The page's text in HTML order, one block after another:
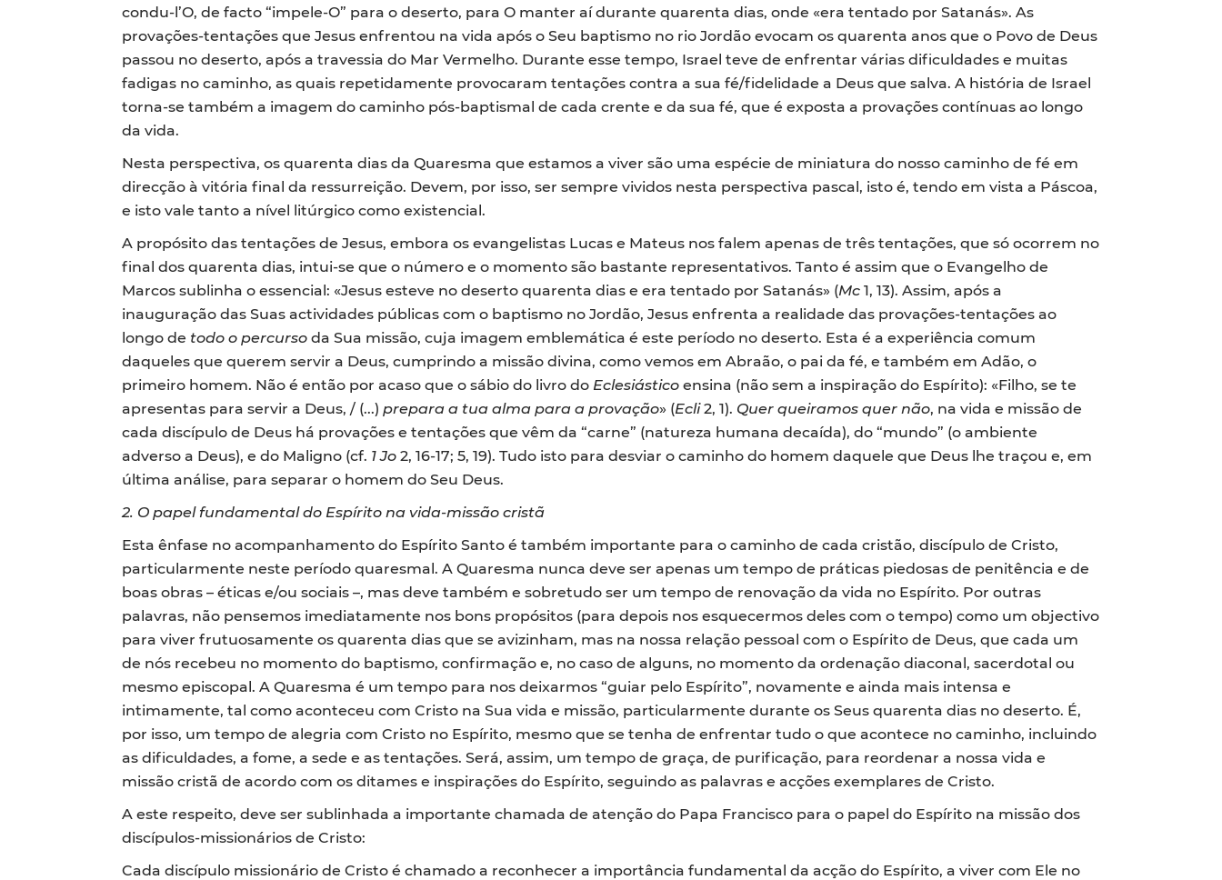
condu-l’O, de facto “impele-O” para o deserto, para O manter aí durante quarenta dias, onde «era tentado por Satanás». As
provações-tentações que Jesus enfrentou na vida após o Seu baptismo no rio Jordão evocam os quarenta anos que o Povo de Deus
passou no deserto, após a travessia do Mar Vermelho. Durante esse tempo, Israel teve de enfrentar várias dificuldades e muitas
fadigas no caminho, as quais repetidamente provocaram tentações contra a sua fé/fidelidade a Deus que salva. A história de Israel
torna-se também a imagem do caminho pós-baptismal de cada crente e da sua fé, que é exposta a provações contínuas ao longo
da vida.
Nesta perspectiva, os quarenta dias da Quaresma que estamos a viver são uma espécie de miniatura do nosso caminho de fé em
direcção à vitória final da ressurreição. Devem, por isso, ser sempre vividos nesta perspectiva pascal, isto é, tendo em vista a Páscoa,
e isto vale tanto a nível litúrgico como existencial.
A propósito das tentações de Jesus, embora os evangelistas Lucas e Mateus nos falem apenas de três tentações, que só ocorrem no
final dos quarenta dias, intui-se que o número e o momento são bastante representativos. Tanto é assim que o Evangelho de
Marcos sublinha o essencial: «Jesus esteve no deserto quarenta dias e era tentado por Satanás» (Mc1, 13). Assim, após a
inauguração das Suas actividades públicas com o baptismo no Jordão, Jesus enfrenta a realidade das provações-tentações ao
longo de todo o percursoda Sua missão, cuja imagem emblemática é este período no deserto. Esta é a experiência comum
daqueles que querem servir a Deus, cumprindo a missão divina, como vemos em Abraão, o pai da fé, e também em Adão, o
primeiro homem. Não é então por acaso que o sábio do livro do Eclesiásticoensina (não sem a inspiração do Espírito): «Filho, se te
apresentas para servir a Deus, / (...) prepara a tua alma para a provação» (Ecli2, 1). Quer queiramos quer não, na vida e missão de
cada discípulo de Deus há provações e tentações que vêm da “carne” (natureza humana decaída), do “mundo” (o ambiente
adverso a Deus), e do Maligno (cf. 1 Jo2, 16-17; 5, 19). Tudo isto para desviar o caminho do homem daquele que Deus lhe traçou e, em
última análise, para separar o homem do Seu Deus.
2. O papel fundamental do Espírito na vida-missão cristã
Esta ênfase no acompanhamento do Espírito Santo é também importante para o caminho de cada cristão, discípulo de Cristo,
particularmente neste período quaresmal. A Quaresma nunca deve ser apenas um tempo de práticas piedosas de penitência e de
boas obras – éticas e/ou sociais –, mas deve também e sobretudo ser um tempo de renovação da vida no Espírito. Por outras
palavras, não pensemos imediatamente nos bons propósitos (para depois nos esquecermos deles com o tempo) como um objectivo
para viver frutuosamente os quarenta dias que se avizinham, mas na nossa relação pessoal com o Espírito de Deus, que cada um
de nós recebeu no momento do baptismo, confirmação e, no caso de alguns, no momento da ordenação diaconal, sacerdotal ou
mesmo episcopal. A Quaresma é um tempo para nos deixarmos “guiar pelo Espírito”, novamente e ainda mais intensa e
intimamente, tal como aconteceu com Cristo na Sua vida e missão, particularmente durante os Seus quarenta dias no deserto. É,
por isso, um tempo de alegria com Cristo no Espírito, mesmo que se tenha de enfrentar tudo o que acontece no caminho, incluindo
as dificuldades, a fome, a sede e as tentações. Será, assim, um tempo de graça, de purificação, para reordenar a nossa vida e
missão cristã de acordo com os ditames e inspirações do Espírito, seguindo as palavras e acções exemplares de Cristo.
A este respeito, deve ser sublinhada a importante chamada de atenção do Papa Francisco para o papel do Espírito na missão dos
discípulos-missionários de Cristo:
Cada discípulo missionário de Cristo é chamado a reconhecer a importância fundamental da acção do Espírito, a viver com Ele no